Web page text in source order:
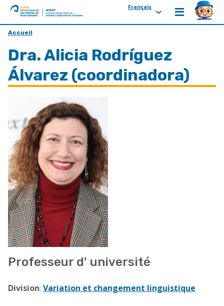
ULPGC
Ir
inicio
de
IATEXT
Français
Accueil
Dra. Alicia Rodríguez
Álvarez (coordinadora)
Professeur d' université
Division: Variation et changement linguistique